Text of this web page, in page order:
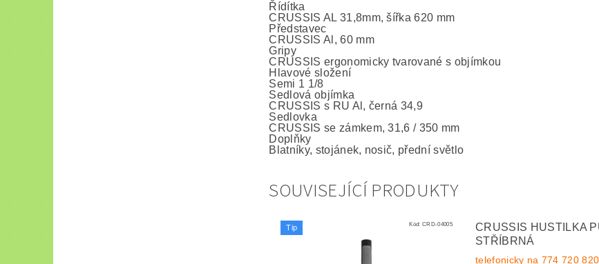
Řídítka
CRUSSIS AL 31,8mm, šířka 620 mm
Představec
CRUSSIS Al, 60 mm
Gripy
CRUSSIS ergonomicky tvarované s objímkou
Hlavové složení
Semi 1 1/8
Sedlová objímka
CRUSSIS s RU Al, černá 34,9
Sedlovka
CRUSSIS se zámkem, 31,6 / 350 mm
Doplňky
Blatníky, stojánek, nosič, přední světlo
SOUVISEJÍCÍ PRODUKTY
Tip Kód: CRD-04005
CRUSSIS HUSTILKA
STŘÍBRNÁ
telefonicky na 774 720 820